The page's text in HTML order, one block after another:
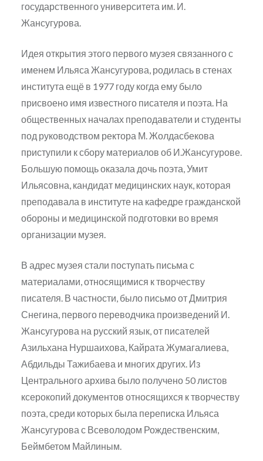
государственного университета им. И.
Жансугурова.
Идея открытия этого первого музея связанного с
именем Ильяса Жансугурова, родилась в стенах
института ещё в 1977 году когда ему было
присвоено имя известного писателя и поэта. На
общественных началах преподаватели и студенты
под руководством ректора М. Жолдасбекова
приступили к сбору материалов об И.Жансугурове.
Большую помощь оказала дочь поэта, Умит
Ильясовна, кандидат медицинских наук, которая
преподавала в институте на кафедре гражданской
обороны и медицинской подготовки во время
организации музея.
В адрес музея стали поступать письма с
материалами, относящимися к творчеству
писателя. В частности, было письмо от Дмитрия
Снегина, первого переводчика произведений И.
Жансугурова на русский язык, от писателей
Азильхана Нуршаихова, Кайрата Жумагалиева,
Абдильды Тажибаева и многих других. Из
Центрального архива было получено 50 листов
ксерокопий документов относящихся к творчеству
поэта, среди которых была переписка Ильяса
Жансугурова с Всеволодом Рождественским,
Беймбетом Майлиным.